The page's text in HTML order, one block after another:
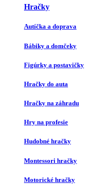
Hračky
Autíčka a doprava
Bábiky a domčeky
Figúrky a postavičky
Hračky do auta
Hračky na záhradu
Hry na profesie
Hudobné hračky
Montessori hračky
Motorické hračky